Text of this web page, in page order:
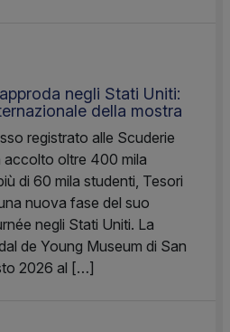
negli Stati Uniti:
della mostra
registrato alle Scuderie
accolto oltre 400 mila
di 60 mila studenti, Tesori
nuova fase del suo
negli Stati Uniti. La
de Young Museum di San
2026 al […]